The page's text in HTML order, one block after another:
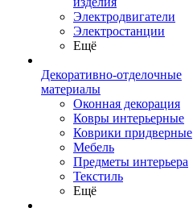
Электродвигатели
Электростанции
Ещё
Декоративно-отделочные
материалы
Оконная декорация
Ковры интерьерные
Коврики придверные
Мебель
Предметы интерьера
Текстиль
Ещё